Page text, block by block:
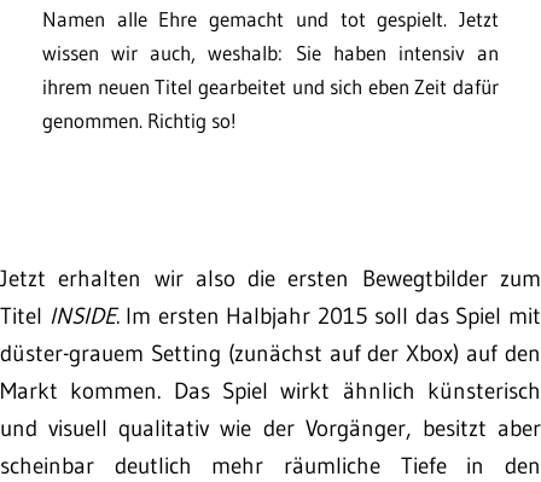
Namen alle Ehre gemacht und tot gespielt. Jetzt
wissen wir auch, weshalb: Sie haben intensiv an
ihrem neuen Titel gearbeitet und sich eben Zeit dafür
genommen. Richtig so!
Jetzt erhalten wir also die ersten Bewegtbilder zum
Titel INSIDE. Im ersten Halbjahr 2015 soll das Spiel mit
düster-grauem Setting (zunächst auf der Xbox) auf den
Markt kommen. Das Spiel wirkt ähnlich künsterisch
und visuell qualitativ wie der Vorgänger, besitzt aber
scheinbar deutlich mehr räumliche Tiefe in den